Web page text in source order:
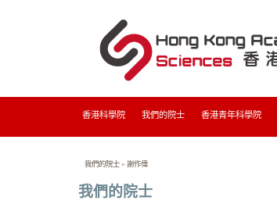
香港科學院 我們的院士 香港青年科學院
我們的院士 > 謝作偉
我們的院士